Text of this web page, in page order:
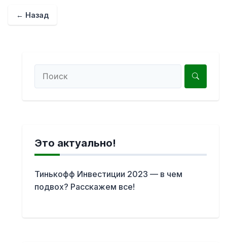
← Назад
Это актуально!
Тинькофф Инвестиции 2023 — в чем
подвох? Расскажем все!